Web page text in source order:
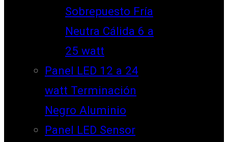
Sobrepuesto Fría
Neutra Cálida 6 a
25 watt
Panel LED 12 a 24
watt Terminación
Negro Aluminio
Panel LED Sensor